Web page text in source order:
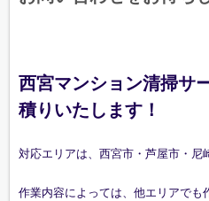
西宮マンション清掃サ
積りいたします！
対応エリアは、西宮市・芦屋市・尼
作業内容によっては、他エリアでも